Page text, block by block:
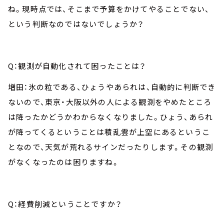
ね。現時点では、そこまで予算をかけてやることでない、
という判断なのではないでしょうか？
Q：観測が自動化されて困ったことは？
増田：氷の粒である、ひょうやあられは、自動的に判断でき
ないので、東京・大阪以外の人による観測をやめたところ
は降ったかどうかわからなくなりました。ひょう、あられ
が降ってくるということは積乱雲が上空にあるというこ
となので、天気が荒れるサインだったりします。その観測
がなくなったのは困りますね。
Q：経費削減ということですか？